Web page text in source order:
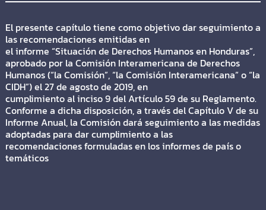
El presente capítulo tiene como objetivo dar seguimiento a
las recomendaciones emitidas en
el informe “Situación de Derechos Humanos en Honduras”,
aprobado por la Comisión Interamericana de Derechos
Humanos (“la Comisión”, “la Comisión Interamericana” o “la
CIDH”) el 27 de agosto de 2019, en
cumplimiento al inciso 9 del Artículo 59 de su Reglamento.
Conforme a dicha disposición, a través del Capítulo V de su
Informe Anual, la Comisión dará seguimiento a las medidas
adoptadas para dar cumplimiento a las
recomendaciones formuladas en los informes de país o
temáticos